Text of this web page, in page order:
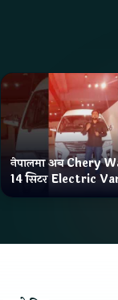
नेपालमा अब Chery
14 सिटर Electric Van
Charge मा दिन्छ